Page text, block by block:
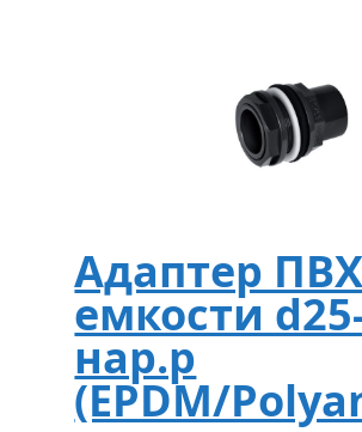
Адаптер
емкости
нар.р
(EPDM/